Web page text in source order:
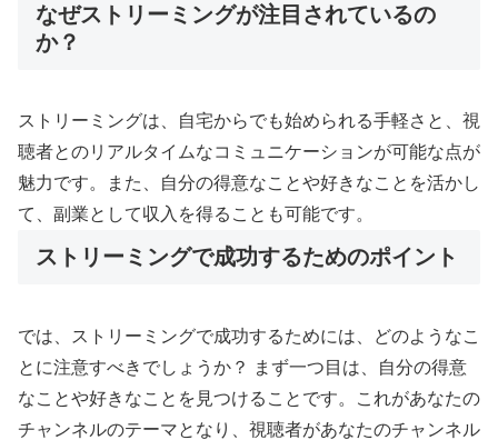
なぜストリーミングが注目されているの
か？
ストリーミングは、自宅からでも始められる手軽さと、視
聴者とのリアルタイムなコミュニケーションが可能な点が
魅力です。また、自分の得意なことや好きなことを活かし
て、副業として収入を得ることも可能です。
ストリーミングで成功するためのポイント
では、ストリーミングで成功するためには、どのようなこ
とに注意すべきでしょうか？ まず一つ目は、自分の得意
なことや好きなことを見つけることです。これがあなたの
チャンネルのテーマとなり、視聴者があなたのチャンネル